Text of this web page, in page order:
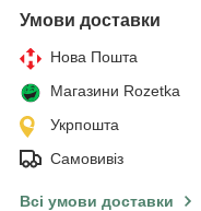
Умови доставки
Нова Пошта
Магазини Rozetka
Укрпошта
Самовивіз
Всі умови доставки